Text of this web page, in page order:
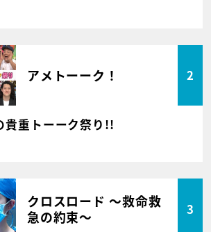
アメトーーク！ 2
貴重トーーク祭り!!
クロスロード ～救命救
急の約束～
3